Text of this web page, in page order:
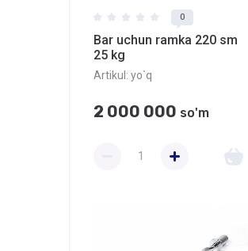
0
Bar uchun ramka 220 sm
25 kg
Artikul: yo`q
2 000 000 so'm